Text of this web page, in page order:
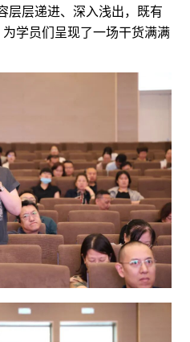
层层递进、深入浅出，既有
学员们呈现了一场干货满满